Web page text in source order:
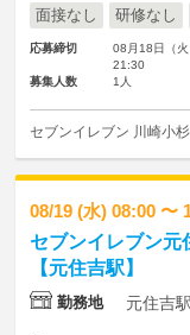
面接なし 研修なし
応募締切
08月18日（火
21:30
募集人数
1人
セブンイレブン 川崎小
08/19 (水) 08:00 〜
セブンイレブン
【元住吉駅】
勤務地 元住吉